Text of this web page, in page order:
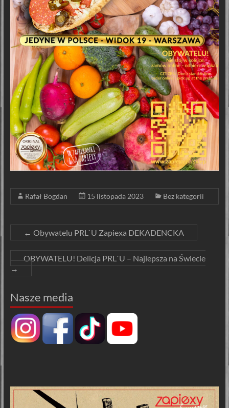
Rafał Bogdan 15 listopada 2023 Bez kategorii
← Obywatelu PRL`U Zapiexa DEKADENCKA
OBYWATELU! Delicja PRL`U – Najlepsza na Świecie
→
Nasze media